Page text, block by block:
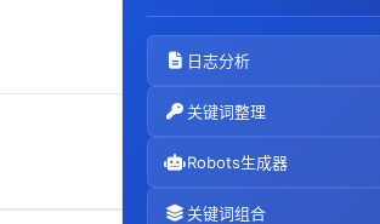
日志分析
关键词整理
Robots生成器
关键词组合